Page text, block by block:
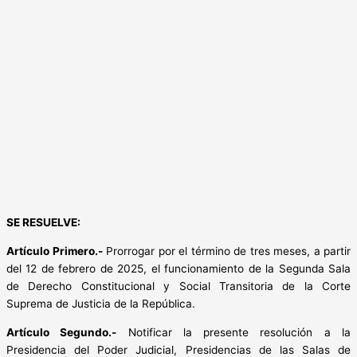
SE RESUELVE:
Artículo Primero.-Prorrogar por el término de tres meses, a partir
del 12 de febrero de 2025, el funcionamiento de la Segunda Sala
de Derecho Constitucional y Social Transitoria de la Corte
Suprema de Justicia de la República.
Artículo Segundo.- Notificar la presente resolución a la
Presidencia del Poder Judicial, Presidencias de las Salas de